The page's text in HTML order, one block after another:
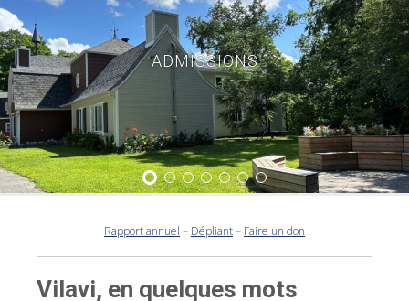
ADMISSIONS
1 2 3 4 5 6 7
Rapport annuel – Dépliant– Faire un don
Vilavi, en quelques mots